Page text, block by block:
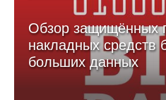
Обзор защищённых
накладных средств
больших данных